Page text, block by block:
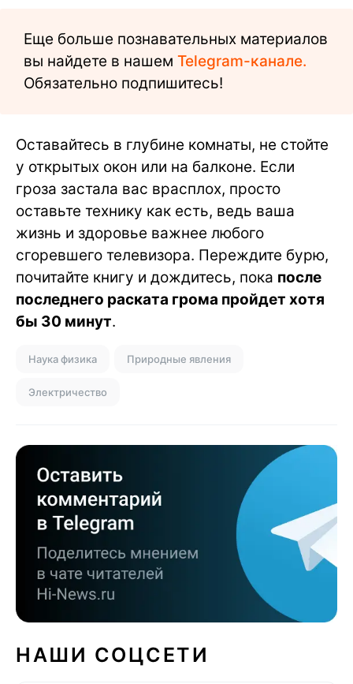
Еще больше познавательных материалов
вы найдете в нашем Telegram-канале.
Обязательно подпишитесь!
Оставайтесь в глубине комнаты, не стойте
у открытых окон или на балконе. Если
гроза застала вас врасплох, просто
оставьте технику как есть, ведь ваша
жизнь и здоровье важнее любого
сгоревшего телевизора. Переждите бурю,
почитайте книгу и дождитесь, пока после
последнего раската грома пройдет хотя
бы 30 минут.
Наука физика Природные явления
Электричество
НАШИ СОЦСЕТИ